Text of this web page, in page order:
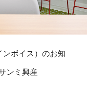
ボイス）のお知
ンミ興産